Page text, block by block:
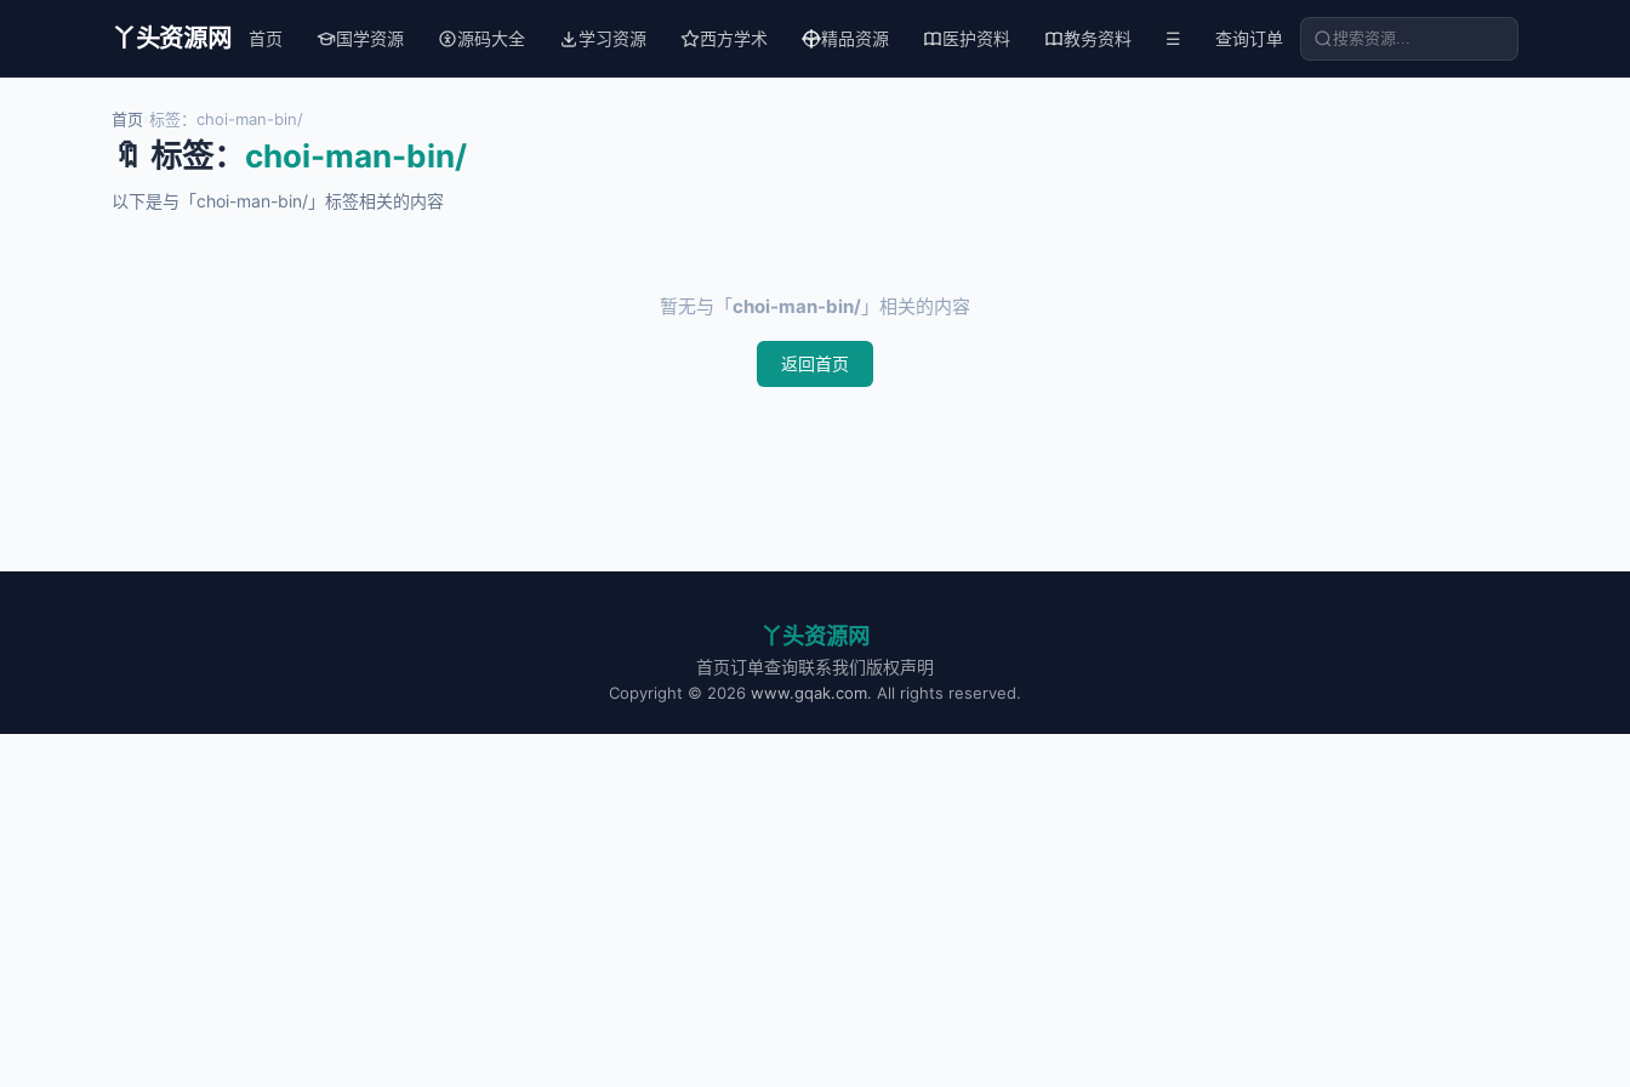
丫头资源网 首页 国学资源 源码大全 学习资源 西方学术 精品资源 医护资料 教务资料 ☰ 查询订单
首页 标签：choi-man-bin/
🔖 标签： choi-man-bin/
以下是与「choi-man-bin/」标签相关的内容
暂无与「choi-man-bin/ 」相关的内容
返回首页
丫头资源网
首页订单查询联系我们版权声明
Copyright © 2026 www.gqak.com. All rights reserved.